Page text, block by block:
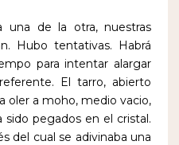
una de la otra, nuestras
Hubo tentativas. Habrá
para intentar alargar
El tarro, abierto
oler a moho, medio vacio,
pegados en el cristal.
del cual se adivinaba una